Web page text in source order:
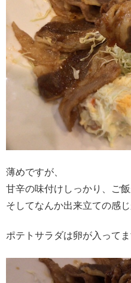
薄めですが、
甘辛の味付けしっかり、ご飯
そしてなんか出来立ての感
ポテトサラダは卵が入ってま